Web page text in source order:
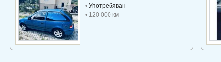
• Употребяван
• 120 000 км